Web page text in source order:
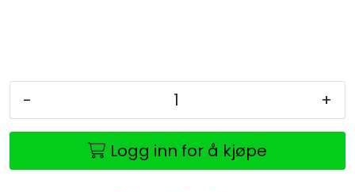
- +
Logg inn for å kjøpe